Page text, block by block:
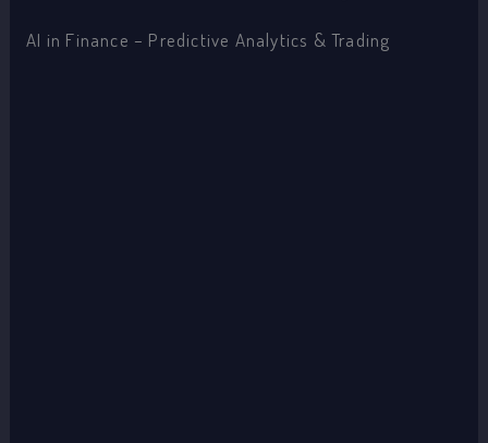
AI in Finance – Predictive Analytics & Trading